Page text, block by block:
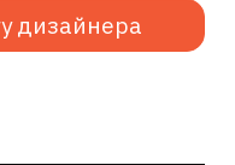
дизайнера